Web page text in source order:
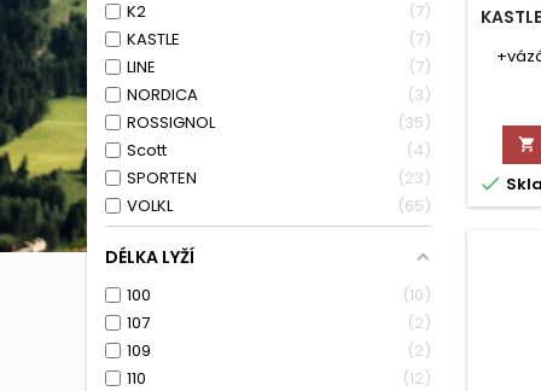
K2
7
KASTLE
7
LINE
7
NORDICA
3
ROSSIGNOL
35
Scott
4
SPORTEN
23
VOLKL
65
DÉLKA LYŽÍ
100
10
107
2
109
2
110
12

